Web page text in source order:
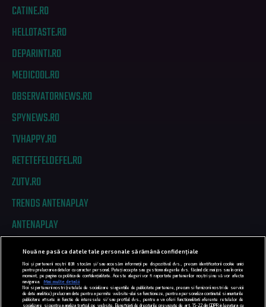
CATINE.RO
HELLOTASTE.RO
DEPARINTI.RO
MEDICOOL.RO
OBSERVATORNEWS.RO
SPYNEWS.RO
TVHAPPY.RO
RETETEFELDEFEL.RO
ZUTV.RO
TRENDS ANTENAPLAY
ANTENAPLAY
PRIVACY
COD DEONTOLOGIC
Nouă ne pasă ca datele tale personale să rămână confidențiale
Noi și partenerii noștri 831
stocăm și/sau accesăm informații pe dispozitivul dvs., precum identificatorii cookie unici
pentru prelucrarea datelor cu caracter personal. Puteți accepta sau gestiona alegerile dvs. făcând clic mai jos sau în orice
moment, pe pagina cu politica de confidențialitate. Aceste alegeri vor fi raportate partenerilor noștri și nu vă vor afecta
navigarea.
Mai multe detalii
Noi si partenerii nostri (retelele de socializare si agentiile de publicitate partenere, precum si furnizorii nostri de servicii
de date analitice) prelucram date pentru a permite website-ului sa functioneze, pentru a personaliza continutul si anunturile
publicitare afisate in functie de interesele si/sau profilul dvs., pentru a va oferi functionalitati aferente retelelor de
socializare si pentru a analiza traficul pe website. Beneficiati de drepturile prevazute de art. 15-22 din GDPR in legatura cu